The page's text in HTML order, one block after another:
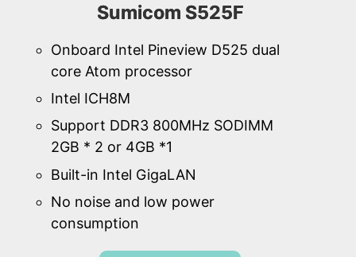
Sumicom S525F
Onboard Intel Pineview D525 dual
core Atom processor
Intel ICH8M
Support DDR3 800MHz SODIMM
2GB * 2 or 4GB *1
Built-in Intel GigaLAN
No noise and low power
consumption